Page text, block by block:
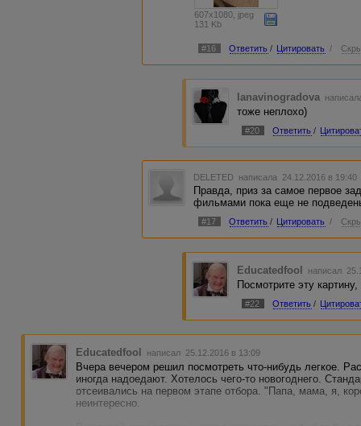
607x1080, jpeg
131 Kb
#16 Ответить / Цитировать /
lanavinogradova
тоже неплохо)
#20 Ответить /
DELETED написала 24.12.2016 в
Правда, приз за самое первое
фильмами пока еще не
#17 Ответить / Цитировать /
Educatedfool написал
Посмотрите эту
#22 Ответить /
Educatedfool написал 25.12.2016 в 13:09
Вчера вечером решил посмотреть что-нибудь легкое.
иногда надоедают. Хотелось чего-то новогоднего.
отсеивались на первом этапе отбора. "Папа, мама, я,
неинтересно.